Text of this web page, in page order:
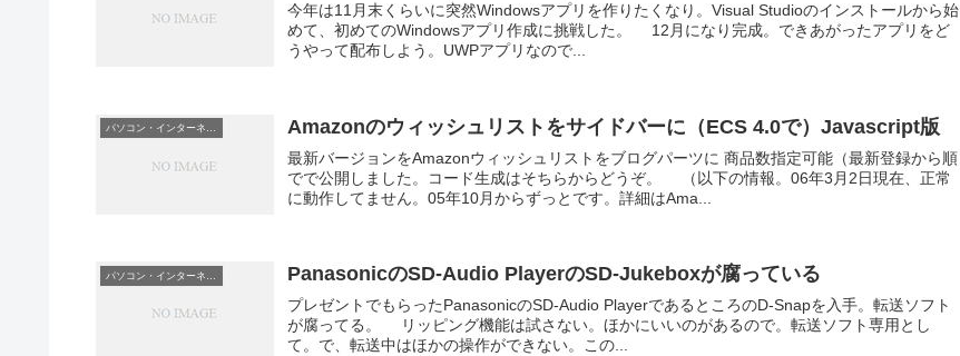
今年は11月末くらいに突然Windowsアプリを作りたくなり。Visual Studioのインストールから始
めて、初めてのWindowsアプリ作成に挑戦した。 12月になり完成。できあがったアプリをど
うやって配布しよう。UWPアプリなので...
パソコン・インターネット Amazonのウィッシュリストをサイドバーに（ECS 4.0で）Javascript版
最新バージョンをAmazonウィッシュリストをブログパーツに 商品数指定可能（最新登録から順
でで公開しました。コード生成はそちらからどうぞ。 （以下の情報。06年3月2日現在、正常
に動作してません。05年10月からずっとです。詳細はAma...
PanasonicのSD-Audio PlayerのSD-Jukeboxが腐っている
プレゼントでもらったPanasonicのSD-Audio PlayerであるところのD-Snapを入手。転送ソフト
が腐ってる。 リッピング機能は試さない。ほかにいいのがあるので。転送ソフト専用とし
て。で、転送中はほかの操作ができない。この...